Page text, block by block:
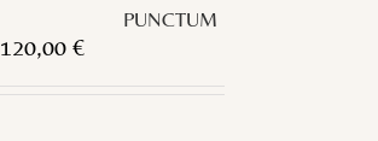
PUNCTUM
120,00 €